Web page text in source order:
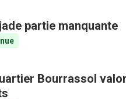
partie manquante
Bourrassol